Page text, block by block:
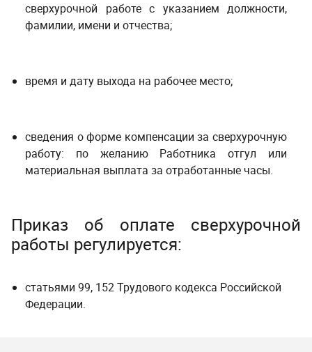
сверхурочной работе с указанием должности,
фамилии, имени и отчества;
время и дату выхода на рабочее место;
сведения о форме компенсации за сверхурочную
работу: по желанию Работника отгул или
материальная выплата за отработанные часы.
Приказ об оплате сверхурочной
работы регулируется:
статьями 99, 152 Трудового кодекса Российской
Федерации.